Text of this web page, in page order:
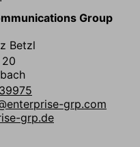
Group
Betzl
20
grp.com
grp.de